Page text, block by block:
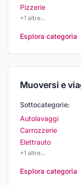
Pizzerie
+1 altre...
Esplora categoria
Muoversi e
Sottocategorie:
Autolavaggi
Carrozzerie
Elettrauto
+1 altre...
Esplora categoria